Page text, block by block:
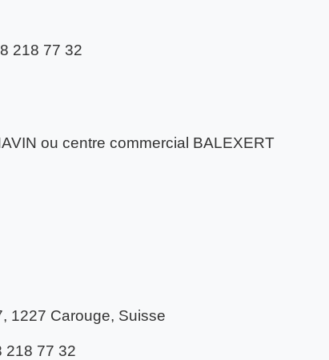
218 77 32
ou centre commercial BALEXERT
1227 Carouge, Suisse
218 77 32